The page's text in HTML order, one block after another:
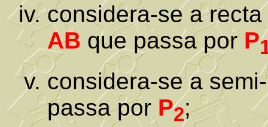
considera-se a
AB que passa por P
considera-se a
passa por P2;